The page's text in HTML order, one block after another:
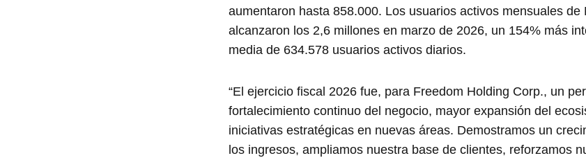
aumentaron hasta 858.000. Los usuarios activos mensuales de
alcanzaron los 2,6 millones en marzo de 2026, un 154% más
media de 634.578 usuarios activos diarios.
“El ejercicio fiscal 2026 fue, para Freedom Holding Corp., un
fortalecimiento continuo del negocio, mayor expansión del
iniciativas estratégicas en nuevas áreas. Demostramos un
los ingresos, ampliamos nuestra base de clientes, reforzamos